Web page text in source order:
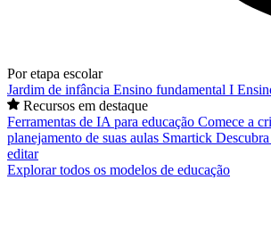
Por etapa escolar
Jardim de infância Ensino fundamental I
Recursos em destaque
Ferramentas de IA para educação Comece a
planejamento de suas aulas Smartick
editar
Explorar todos os modelos de educação